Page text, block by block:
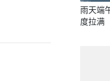
雨天端
度拉满